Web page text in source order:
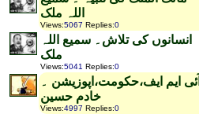
اللہ ملک
Views:5067 Replies:0
انسانوں کی تلاش۔ سمیع اللہ
ملک
Views:5041 Replies:0
آئی ایم ایف،حکومت،اپوزیشن ۔
خادم حسین
Views:4997 Replies:0